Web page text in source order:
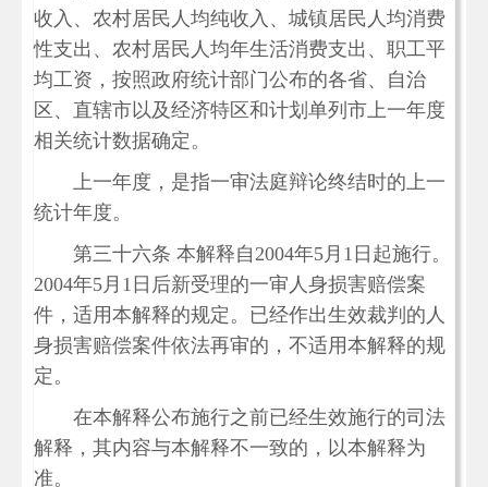
收入、农村居民人均纯收入、城镇居民人均消费
性支出、农村居民人均年生活消费支出、职工平
均工资，按照政府统计部门公布的各省、自治
区、直辖市以及经济特区和计划单列市上一年度
相关统计数据确定。
上一年度，是指一审法庭辩论终结时的上一
统计年度。
第三十六条 本解释自2004年5月1日起施行。
2004年5月1日后新受理的一审人身损害赔偿案
件，适用本解释的规定。已经作出生效裁判的人
身损害赔偿案件依法再审的，不适用本解释的规
定。
在本解释公布施行之前已经生效施行的司法
解释，其内容与本解释不一致的，以本解释为
准。